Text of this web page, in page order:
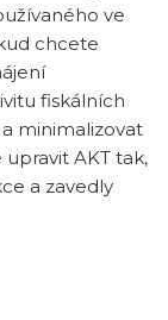
ve
chcete
fiskálních
minimalizovat
AKT tak,
a zavedly